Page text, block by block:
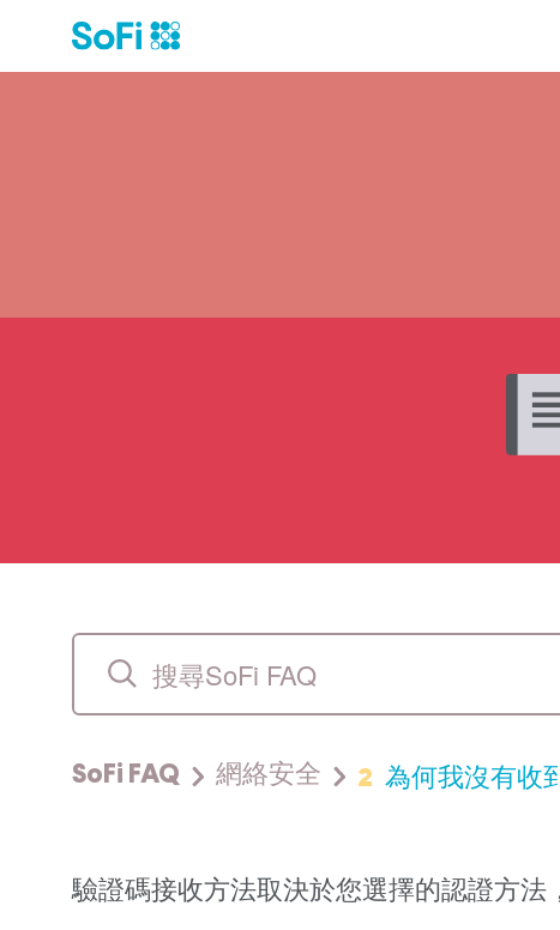
SoFi FAQ 網絡安全 2 為何我沒有收
驗證碼接收方法取決於您選擇的認證方法